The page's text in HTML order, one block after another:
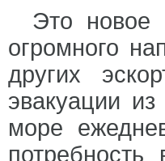
Это новое
огромного
других
эвакуации
море